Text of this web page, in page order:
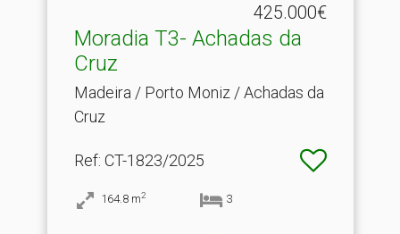
425.000€
Moradia T3- Achadas da
Cruz
Madeira / Porto Moniz / Achadas da
Cruz
Ref: CT-1823/2025
164.8 m2 3